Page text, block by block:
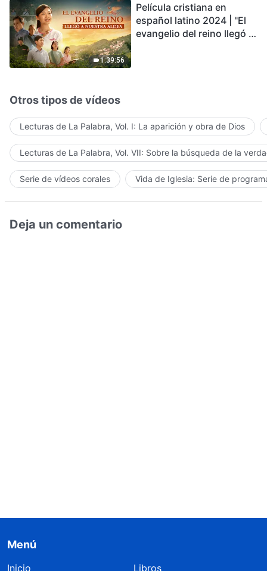
1:39:56
Película cristiana en
español latino 2024 | "El
evangelio del reino llegó a
Otros tipos de vídeos
Lecturas de La Palabra, Vol. I: La aparición y obra de Dios
Lecturas de La Palabra, Vol. VII: Sobre la búsqueda de la
Serie de vídeos corales Vida de Iglesia: Serie de
Deja un comentario
Menú
Inicio
Libros